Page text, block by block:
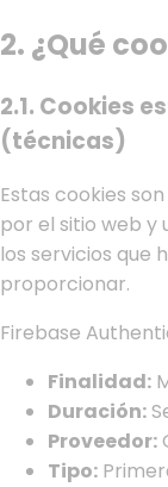
2. ¿Qué
2.1. Cookies
(técnicas)
Estas cookies
por el sitio web y
los servicios que
proporcionar.
Firebase
Finalidad:
Duración:
Proveedor:
Tipo: